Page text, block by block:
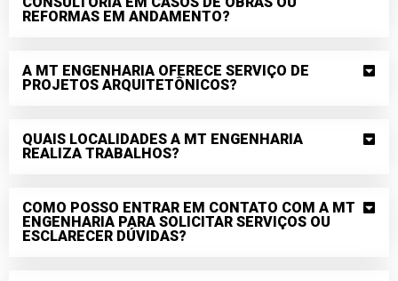
REFORMAS EM ANDAMENTO?
A MT ENGENHARIA OFERECE SERVIÇO DE
PROJETOS ARQUITETÔNICOS?
QUAIS LOCALIDADES A MT ENGENHARIA
REALIZA TRABALHOS?
COMO POSSO ENTRAR EM CONTATO COM A MT
ENGENHARIA PARA SOLICITAR SERVIÇOS OU
ESCLARECER DÚVIDAS?